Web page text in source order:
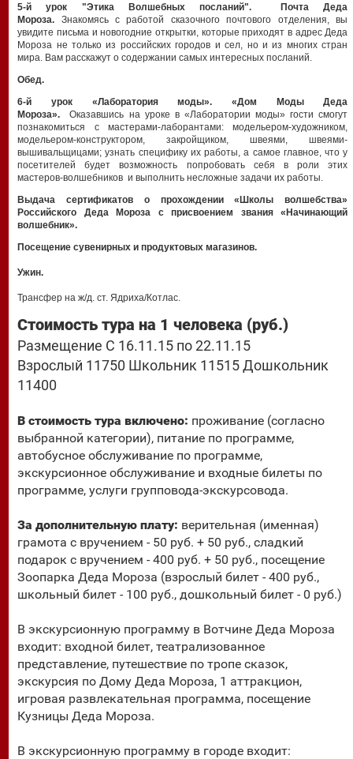
5-й урок "Этика Волшебных посланий". Почта Деда
Мороза. Знакомясь с работой сказочного почтового отделения, вы
увидите письма и новогодние открытки, которые приходят в адрес Деда
Мороза не только из российских городов и сел, но и из многих стран
мира. Вам расскажут о содержании самых интересных посланий.
Обед.
6-й урок «Лаборатория моды». «Дом Моды Деда
Мороза». Оказавшись на уроке в «Лаборатории моды» гости смогут
познакомиться с мастерами-лаборантами: модельером-художником,
модельером-конструктором, закройщиком, швеями, швеями-
вышивальщицами; узнать специфику их работы, а самое главное, что у
посетителей будет возможность попробовать себя в роли этих
мастеров-волшебников и выполнить несложные задачи их работы.
Выдача сертификатов о прохождении «Школы волшебства»
Российского Деда Мороза с присвоением звания «Начинающий
волшебник».
Посещение сувенирных и продуктовых магазинов.
Ужин.
Трансфер на ж/д. ст. Ядриха/Котлас.
Стоимость тура на 1 человека (руб.)
Размещение С 16.11.15 по 22.11.15
Взрослый 11750 Школьник 11515 Дошкольник
11400
В стоимость тура включено: проживание (согласно
выбранной категории), питание по программе,
автобусное обслуживание по программе,
экскурсионное обслуживание и входные билеты по
программе, услуги групповода-экскурсовода.
За дополнительную плату: верительная (именная)
грамота с вручением - 50 руб. + 50 руб., сладкий
подарок с вручением - 400 руб. + 50 руб., посещение
Зоопарка Деда Мороза (взрослый билет - 400 руб.,
школьный билет - 100 руб., дошкольный билет - 0 руб.)
В экскурсионную программу в Вотчине Деда Мороза
входит: входной билет, театрализованное
представление, путешествие по тропе сказок,
экскурсия по Дому Деда Мороза, 1 аттракцион,
игровая развлекательная программа, посещение
Кузницы Деда Мороза.
В экскурсионную программу в городе входит: